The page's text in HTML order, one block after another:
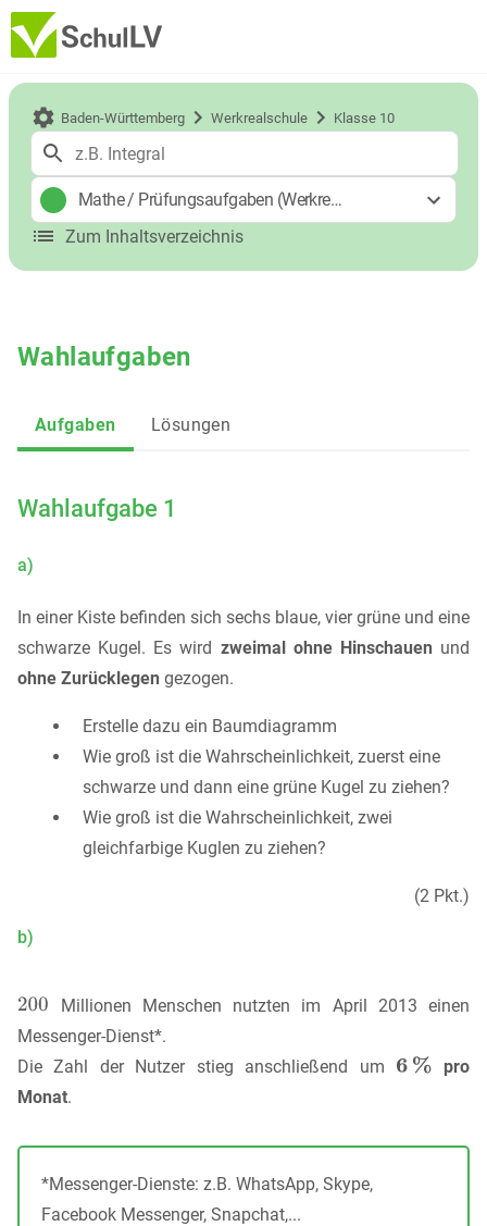
Baden-Württemberg Werkrealschule Klasse 10
Mathe/ Prüfungsaufgaben (Werkrealschulabschluss)
Zum Inhaltsverzeichnis
Wahlaufgaben
Aufgaben Lösungen
Wahlaufgabe 1
a)
In einer Kiste befinden sich sechs blaue, vier grüne und eine
schwarze Kugel. Es wird zweimal ohne Hinschauen und
ohne Zurücklegen gezogen.
Erstelle dazu ein Baumdiagramm
Wie groß ist die Wahrscheinlichkeit, zuerst eine
schwarze und dann eine grüne Kugel zu ziehen?
Wie groß ist die Wahrscheinlichkeit, zwei
gleichfarbige Kuglen zu ziehen?
(2 Pkt.)
b)
Millionen Menschen nutzten im April 2013 einen
Messenger-Dienst*.
Die Zahl der Nutzer stieg anschließend um
pro
Monat.
*Messenger-Dienste: z.B. WhatsApp, Skype,
Facebook Messenger, Snapchat,...